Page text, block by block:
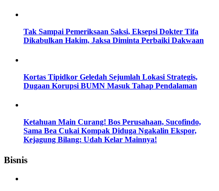
Tak Sampai Pemeriksaan Saksi, Eksepsi Dokter Tifa
Dikabulkan Hakim, Jaksa Diminta Perbaiki Dakwaan
Kortas Tipidkor Geledah Sejumlah Lokasi Strategis,
Dugaan Korupsi BUMN Masuk Tahap Pendalaman
Ketahuan Main Curang! Bos Perusahaan, Sucofindo,
Sama Bea Cukai Kompak Diduga Ngakalin Ekspor,
Kejagung Bilang: Udah Kelar Mainnya!
Bisnis